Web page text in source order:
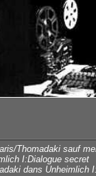
Thomadaki sauf
I:Dialogue secret
dans Unheimlich